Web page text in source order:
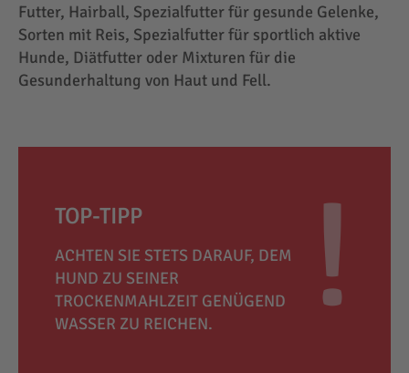
Futter, Hairball, Spezialfutter für gesunde Gelenke,
Sorten mit Reis, Spezialfutter für sportlich aktive
Hunde, Diätfutter oder Mixturen für die
Gesunderhaltung von Haut und Fell.
TOP-TIPP
ACHTEN SIE STETS DARAUF, DEM
HUND ZU SEINER
TROCKENMAHLZEIT GENÜGEND
WASSER ZU REICHEN.